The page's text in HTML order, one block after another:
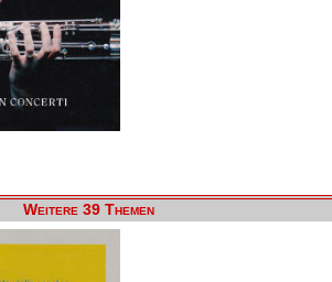
Weitere 39 Themen